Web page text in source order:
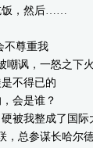
饭，然后……
不尊重我
嘲讽，一怒之下
不得已的
会是谁？
被我整成了国际
，总参谋长哈尔